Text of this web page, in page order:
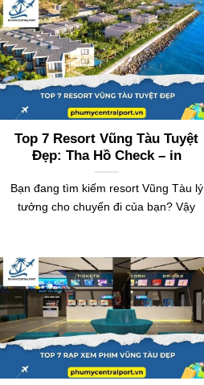
Top 7 Resort Vũng Tàu Tuyệt
Đẹp: Tha Hồ Check – in
Bạn đang tìm kiếm resort Vũng Tàu lý
tưởng cho chuyến đi của bạn? Vậy